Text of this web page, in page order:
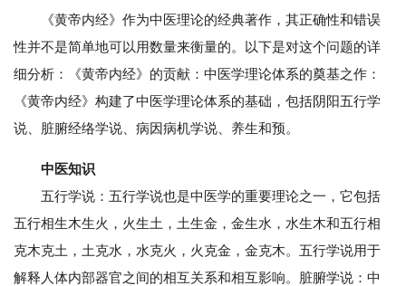
《黄帝内经》作为中医理论的经典著作，其正确性和错误
性并不是简单地可以用数量来衡量的。以下是对这个问题的详
细分析：《黄帝内经》的贡献：中医学理论体系的奠基之作：
《黄帝内经》构建了中医学理论体系的基础，包括阴阳五行学
说、脏腑经络学说、病因病机学说、养生和预。
中医知识
五行学说：五行学说也是中医学的重要理论之一，它包括
五行相生木生火，火生土，土生金，金生水，水生木和五行相
克木克土，土克水，水克火，火克金，金克木。五行学说用于
解释人体内部器官之间的相互关系和相互影响。脏腑学说：中